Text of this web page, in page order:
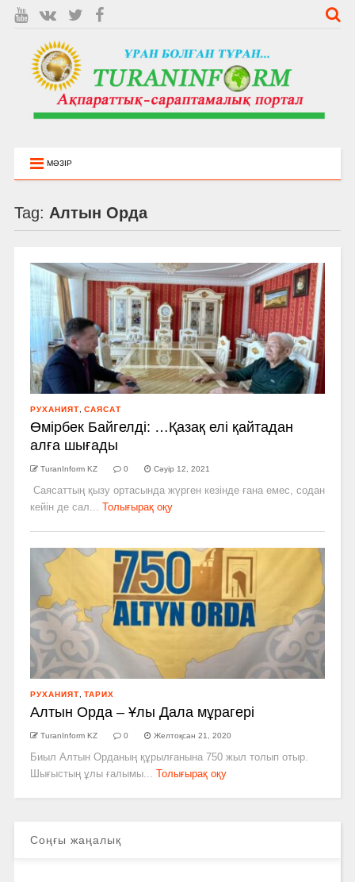
МӘЗІР
Tag: Алтын Орда
РУХАНИЯТ САЯСАТ
Өмірбек Байгелді: …Қазақ елі қайтадан
алға шығады
TuranInform KZ 0 Сәуір 12, 2021
Саясаттың қызу ортасында жүрген кезінде ғана емес, содан
кейін де сал...
Толығырақ оқу
РУХАНИЯТ ТАРИХ
Алтын Орда – Ұлы Дала мұрагері
TuranInform KZ 0 Желтоқсан 21, 2020
Биыл Алтын Орданың құрылғанына 750 жыл толып отыр.
Шығыстың ұлы ғалымы...
Толығырақ оқу
Соңғы жаңалық